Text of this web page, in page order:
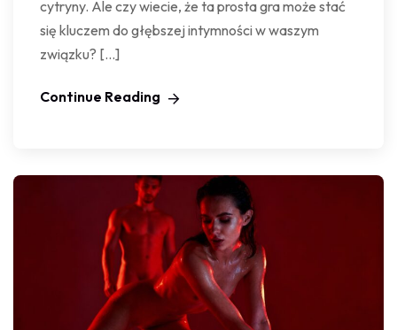
cytryny. Ale czy wiecie, że ta prosta gra może stać
się kluczem do głębszej intymności w waszym
związku? […]
Continue Reading